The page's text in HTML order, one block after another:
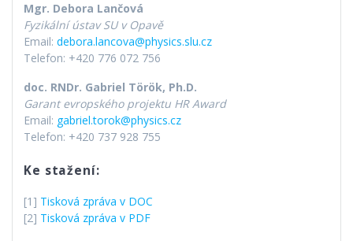
Mgr. Debora Lančová
Fyzikální ústav SU v Opavě
Email: debora.lancova@physics.slu.cz
Telefon: +420 776 072 756
doc. RNDr. Gabriel Török, Ph.D.
Garant evropského projektu HR Award
Email: gabriel.torok@physics.cz
Telefon: +420 737 928 755
Ke stažení:
[1] Tisková zpráva v DOC
[2] Tisková zpráva v PDF